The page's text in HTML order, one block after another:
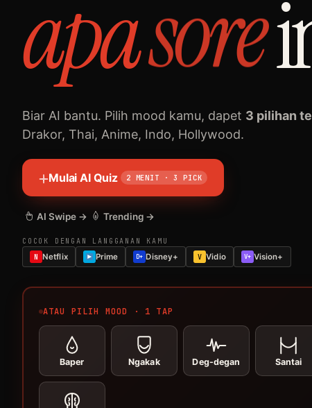
apasore
Biar AI bantu. Pilih mood kamu, dapet 3 pilihan
Drakor, Thai, Anime, Indo, Hollywood.
Mulai AI Quiz 2 MENIT · 3 PICK
AI Swipe → Trending →
COCOK DENGAN LANGGANAN KAMU
N Netflix Prime D+ Disney+ V Vidio V+ Vision+
ATAU PILIH MOOD · 1 TAP
Baper Ngakak Deg-degan Santai